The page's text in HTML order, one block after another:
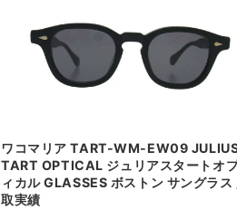
ワコマリア TART-WM-EW09
TART OPTICAL ジュリアスタートオ
ィカル GLASSES ボストン サングラス
取実績